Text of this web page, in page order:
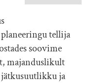
tellija
soovime
majanduslikult
ja